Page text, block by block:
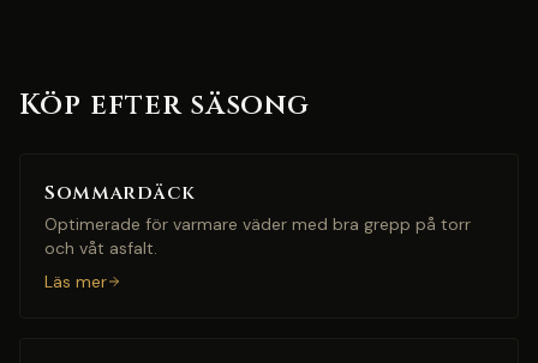
Köp efter säsong
Sommardäck
Optimerade för varmare väder med bra grepp på torr
och våt asfalt.
Läs mer